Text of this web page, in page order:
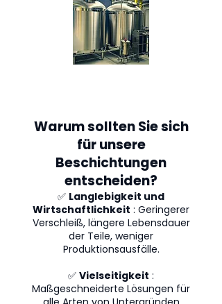
Warum sollten Sie sich
für unsere
Beschichtungen
entscheiden?
✅ Langlebigkeit und
Wirtschaftlichkeit : Geringerer
Verschleiß, längere Lebensdauer
der Teile, weniger
Produktionsausfälle.
✅ Vielseitigkeit :
Maßgeschneiderte Lösungen für